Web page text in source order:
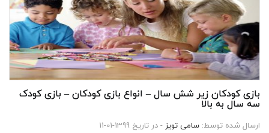
بازی کودکان زیر شش سال – انواع بازی کودکان – بازی کودک
سه سال به بالا
ارسال شده توسط: سامی تویز - در تاریخ 1399-01-11